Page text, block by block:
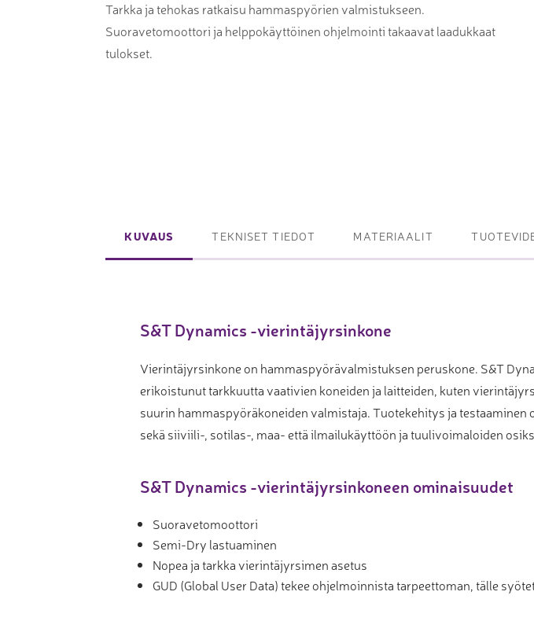
Laserpinnoituskoneet
Levynostimet ja levy- ja
tankovarastot
Planar ohutlevymittalaitteet
3D-mittauksen oheistuotteet
Muu laadunvalvonta
Tarkka ja tehokas ratkaisu hammaspyörien valmistukseen.
Suoravetomoottori ja helppokäyttöinen ohjelmointi takaavat laadukkaat
tulokset.
KUVAUS TEKNISET TIEDOT MATERIAALIT
S&T Dynamics -vierintäjyrsinkone
Vierintäjyrsinkone on hammaspyörävalmistuksen peruskone. S&T
erikoistunut tarkkuutta vaativien koneiden ja laitteiden, kuten
suurin hammaspyöräkoneiden valmistaja. Tuotekehitys ja
sekä siiviili-, sotilas-, maa- että ilmailukäyttöön ja tuulivoimaloiden
S&T Dynamics -vierintäjyrsinkoneen ominaisuudet
Suoravetomoottori
Semi-Dry lastuaminen
Nopea ja tarkka vierintäjyrsimen asetus
GUD (Global User Data) tekee ohjelmoinnista tarpeettoman, tälle